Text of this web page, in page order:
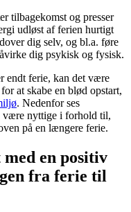
tilbagekomst og presser
udløst af ferien hurtigt
dig selv, og bl.a. føre
dig psykisk og fysisk.
endt ferie, kan det være
at skabe en blød opstart,
. Nedenfor ses
være nyttige i forhold til,
på en længere ferie.
en positiv
fra ferie til